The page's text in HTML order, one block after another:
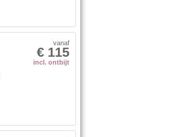
€ 115
vanaf
incl. ontbijt